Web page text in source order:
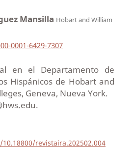
Mansilla Hobart and William
0001-6429-7307
en el Departamento de
Hispánicos de Hobart and
Geneva, Nueva York.
revistaira.202502.004